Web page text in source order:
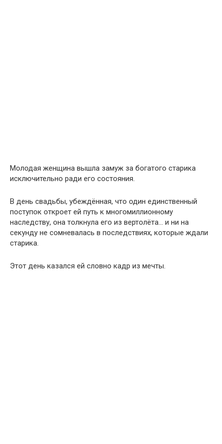
Молодая женщина вышла замуж за богатого старика
исключительно ради его состояния.
В день свадьбы, убеждённая, что один единственный
поступок откроет ей путь к многомиллионному
наследству, она толкнула его из вертолёта… и ни на
секунду не сомневалась в последствиях, которые ждали
старика.
Этот день казался ей словно кадр из мечты.